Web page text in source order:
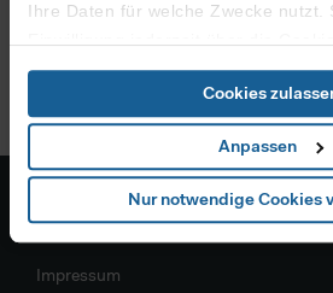
Ihre Daten für welche Zwecke nutzt.
Einwilligung jederzeit über die
durch Klicken auf das Privacy
Wenn Sie es erlauben, würden wir
Informationen über Ihre
welche bis auf einige Meter
Ihr Gerät durch aktives
Merkmalen (Fingerprinting)
Cookies
Anpassen
Nur notwendige Cookies
Allgemeines
Impressum